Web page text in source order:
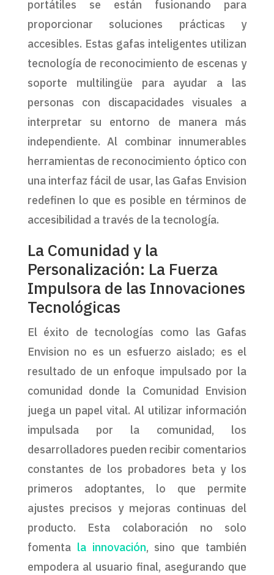
portátiles se están fusionando para
proporcionar soluciones prácticas y
accesibles. Estas gafas inteligentes utilizan
tecnología de reconocimiento de escenas y
soporte multilingüe para ayudar a las
personas con discapacidades visuales a
interpretar su entorno de manera más
independiente. Al combinar innumerables
herramientas de reconocimiento óptico con
una interfaz fácil de usar, las Gafas Envision
redefinen lo que es posible en términos de
accesibilidad a través de la tecnología.
La Comunidad y la
Personalización: La Fuerza
Impulsora de las Innovaciones
Tecnológicas
El éxito de tecnologías como las Gafas
Envision no es un esfuerzo aislado; es el
resultado de un enfoque impulsado por la
comunidad donde la Comunidad Envision
juega un papel vital. Al utilizar información
impulsada por la comunidad, los
desarrolladores pueden recibir comentarios
constantes de los probadores beta y los
primeros adoptantes, lo que permite
ajustes precisos y mejoras continuas del
producto. Esta colaboración no solo
fomenta la innovación, sino que también
empodera al usuario final, asegurando que